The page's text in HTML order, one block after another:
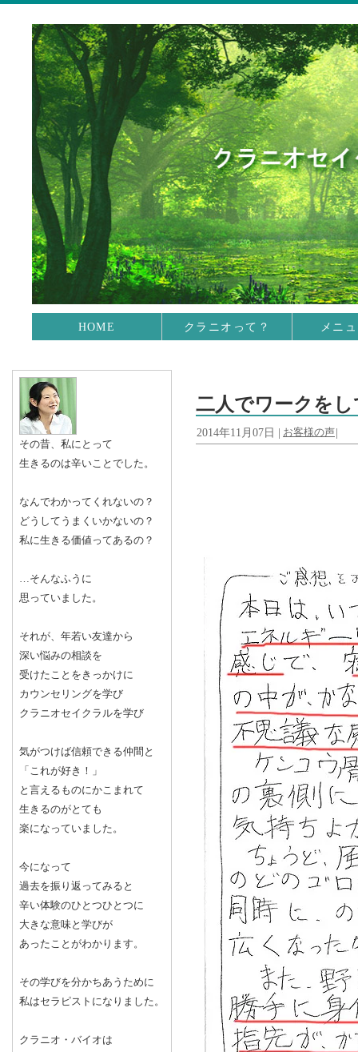
HOME クラニオって？ メニ
二人でワークを
2014年11月07日 | お客様の声|
その昔、私にとって
生きるのは辛いことでした。
なんでわかってくれないの？
どうしてうまくいかないの？
私に生きる価値ってあるの？
…そんなふうに
思っていました。
それが、年若い友達から
深い悩みの相談を
受けたことをきっかけに
カウンセリングを学び
クラニオセイクラルを学び
気がつけば信頼できる仲間と
「これが好き！」
と言えるものにかこまれて
生きるのがとても
楽になっていました。
今になって
過去を振り返ってみると
辛い体験のひとつひとつに
大きな意味と学びが
あったことがわかります。
その学びを分かちあうために
私はセラピストになりました。
クラニオ・バイオは